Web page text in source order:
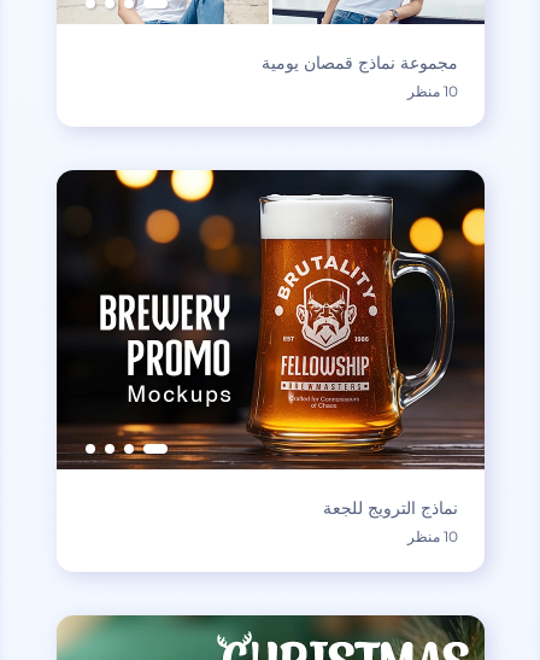
مجموعة نماذج قمصان يومية
10 منظر
نماذج الترويج للجعة
10 منظر